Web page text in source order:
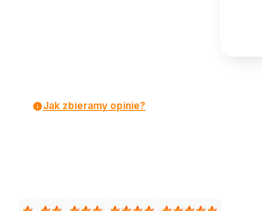
Jak zbieramy opinie?